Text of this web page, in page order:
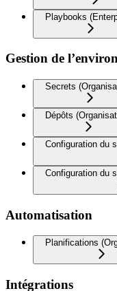
Playbooks
Gestion de
Secrets
Dépôts
Configuration du
Configuration du
Automatisation
Planifications
Intégrations